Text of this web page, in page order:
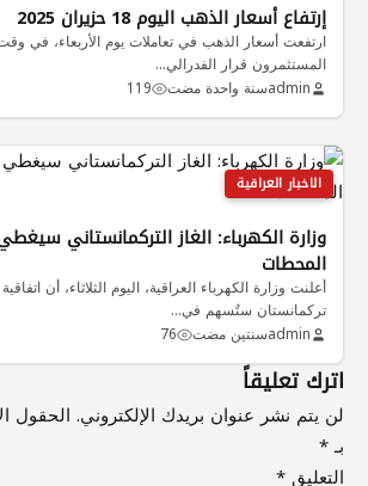
إرتفاع أسعار الذهب اليوم 18 حزيران 2025
ارتفعت أسعار الذهب في تعاملات يوم الأربعاء، في
المستثمرون قرار الفدرالي…
adminسنة واحدة مضت 119
الاخبار العراقية
وزارة الكهرباء: الغاز التركمانستاني
المحطات
أعلنت وزارة الكهرباء العراقية، اليوم الثلاثاء، أن
تركمانستان ستُسهم في…
adminسنتين مضت 76
اترك تعليقاً
لن يتم نشر عنوان بريدك الإلكتروني. الحقول
بـ*
التعليق*